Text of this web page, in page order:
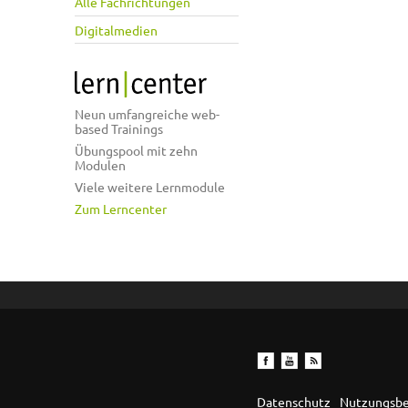
Digitalmedien
Neun umfangreiche web-
based Trainings
Übungspool mit zehn
Modulen
Viele weitere Lernmodule
Zum Lerncenter
Datenschutz